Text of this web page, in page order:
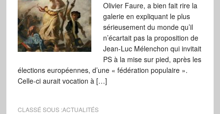
Olivier Faure, a bien fait rire la
galerie en expliquant le plus
sérieusement du monde qu’il
n’écartait pas la proposition de
Jean-Luc Mélenchon qui invitait
PS à la mise sur pied, après les
élections européennes, d’une « fédération populaire ».
Celle-ci aurait vocation à […]
CLASSÉ SOUS :ACTUALITÉS